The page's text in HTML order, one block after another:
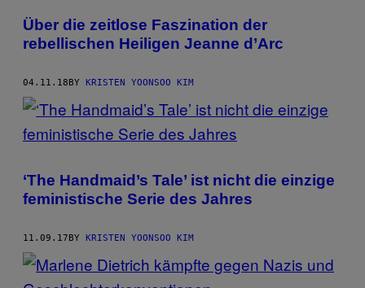
THIS
AUTHOR
Über die zeitlose Faszination der
rebellischen Heiligen Jeanne d’Arc
04.11.18BY KRISTEN YOONSOO KIM
‘The Handmaid’s Tale’ ist nicht die einzige
feministische Serie des Jahres
11.09.17BY KRISTEN YOONSOO KIM